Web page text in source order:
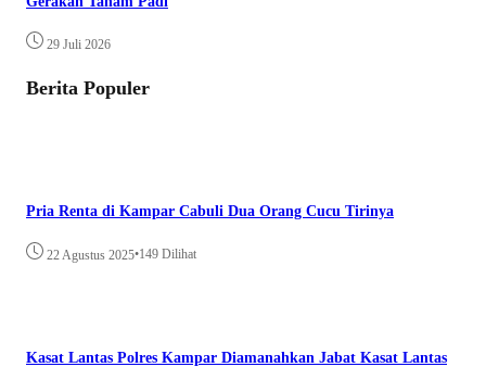
29 Juli 2026
Berita Populer
Pria Renta di Kampar Cabuli Dua Orang Cucu Tirinya
22 Agustus 2025•149 Dilihat
Kasat Lantas Polres Kampar Diamanahkan Jabat Kasat Lantas